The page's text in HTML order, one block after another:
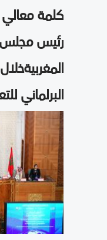
كلمة معالي
رئيس مجلس
البرلماني